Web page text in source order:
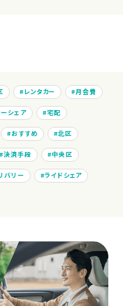
レンタカー 月会費
ーシェア 宅配
おすすめ 北区
決済手段 中央区
バリー ライドシェア